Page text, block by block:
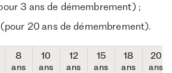
3 ans de démembrement) ;
(pour 20 ans de démembrement).
8
ans
10
ans
12
ans
15
ans
18
ans
20
ans